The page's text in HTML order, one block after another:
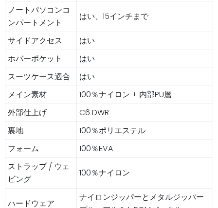
ノートパソコンコ
ンパートメント
はい、15インチまで
サイドアクセス
はい
ホバーポケット
はい
スーツケース適合
はい
メイン素材
100％ナイロン + 内部PU層
外部仕上げ
C6 DWR
裏地
100％ポリエステル
フォーム
100％EVA
ストラップ / ウェ
ビング
100％ナイロン
ハードウェア
ナイロンジッパーとメタルジッパー